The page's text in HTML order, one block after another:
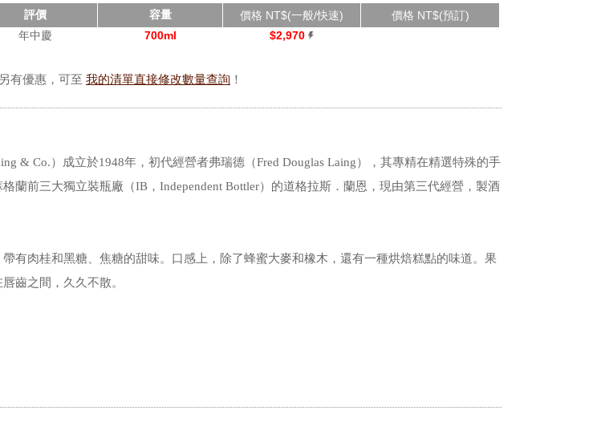
評價 容量 價格 NT$(一般/快速)
價格 NT$(預訂)
年中慶 700ml $2,970
有優惠，可至 我的清單直接修改數量查詢 ！
& Co.）成立於1948年，初代經營者弗瑞德（Fred Douglas Laing），其專精在精選特殊的手
蘭前三大獨立裝瓶廠（IB，Independent Bottler）的道格拉斯．蘭恩，現由第三代經營，製酒
帶有肉桂和黑糖、焦糖的甜味。口感上，除了蜂蜜大麥和橡木，還有一種烘焙糕點的味道。果
齒之間，久久不散。